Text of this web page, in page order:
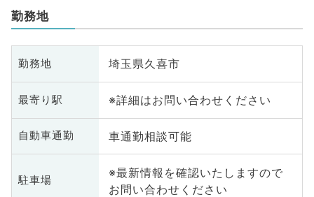
勤務地
勤務地 埼玉県久喜市
最寄り駅 ※詳細はお問い合わせください
自動車通勤 車通勤相談可能
駐車場
※最新情報を確認いたしますので
お問い合わせください